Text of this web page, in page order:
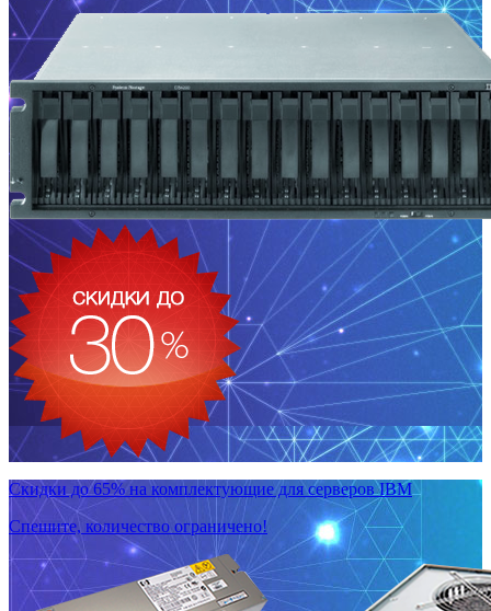
Скидки до 65% на комплектующие для серверов IBM
Спешите, количество ограничено!